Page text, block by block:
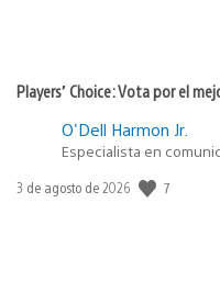
Players’ Choice: Vota por el
O'Dell Harmon Jr.
Especialista en
Fecha
3 de agosto de 2026 7